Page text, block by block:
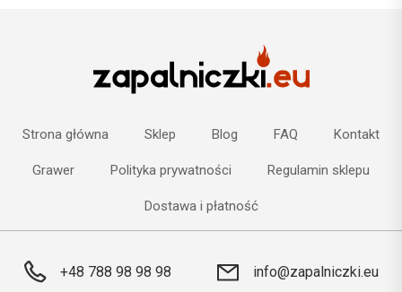
Strona główna Sklep Blog FAQ Kontakt
Grawer Polityka prywatności Regulamin sklepu
Dostawa i płatność
+48 788 98 98 98 info@zapalniczki.eu